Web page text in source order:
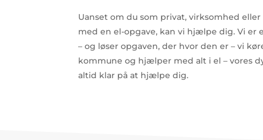
Uanset om du som privat, virksomhed
med en el-opgave, kan vi hjælpe dig. Vi er
– og løser opgaven, der hvor den er – vi
kommune og hjælper med alt i el – vores
altid klar på at hjælpe dig.